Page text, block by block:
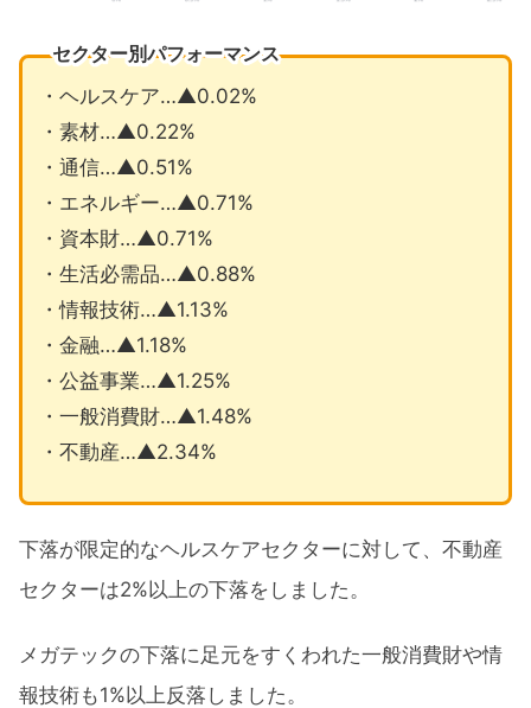
セクター別パフォーマンス
・ヘルスケア…▲0.02%
・素材…▲0.22%
・通信…▲0.51%
・エネルギー…▲0.71%
・資本財…▲0.71%
・生活必需品…▲0.88%
・情報技術…▲1.13%
・金融…▲1.18%
・公益事業…▲1.25%
・一般消費財…▲1.48%
・不動産…▲2.34%
下落が限定的なヘルスケアセクターに対して、不動産
セクターは2%以上の下落をしました。
メガテックの下落に足元をすくわれた一般消費財や情
報技術も1%以上反落しました。